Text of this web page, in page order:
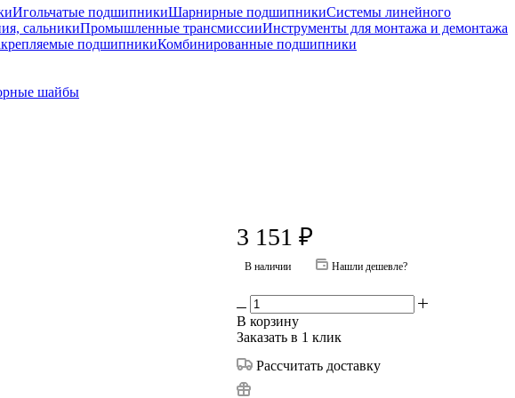
Игольчатые подшипникиШарнирные подшипникиСистемы линейного
сальникиПромышленные трансмиссииИнструменты для монтажа и демонтажа
подшипникиКомбинированные подшипники
шайбы
3 151 ₽
В наличии Нашли дешевле?
В корзину
Заказать в 1 клик
Рассчитать доставку